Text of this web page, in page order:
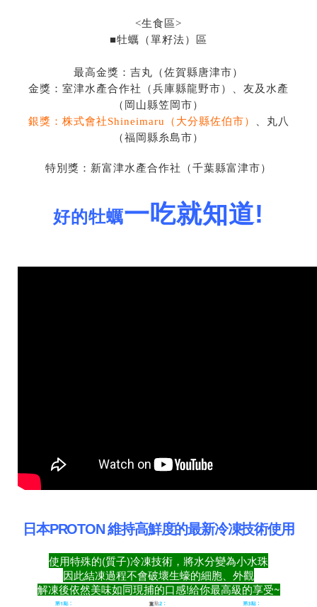
<生食區>
■牡蠣（單籽法）區
最高金獎：吉丸（佐賀縣唐津市）
金獎：室津水產合作社（兵庫縣龍野市）、友及水產
（岡山縣笠岡市）
銀獎：株式會社Shineimaru （大分縣佐伯市）
、丸八
（福岡縣糸島市）
特別獎：新富津水產合作社（千葉縣富津市）
好的牡蠣一吃就知道!
日本PROTON 維持高鮮度的最新冷凍技術使用
使用特殊的(質子)冷凍技術，將水分變為小水珠
因此結凍過程不會破壞生蠔的細胞、外觀
解凍後依然美味如同現捕的口感!給你最高級的享受~